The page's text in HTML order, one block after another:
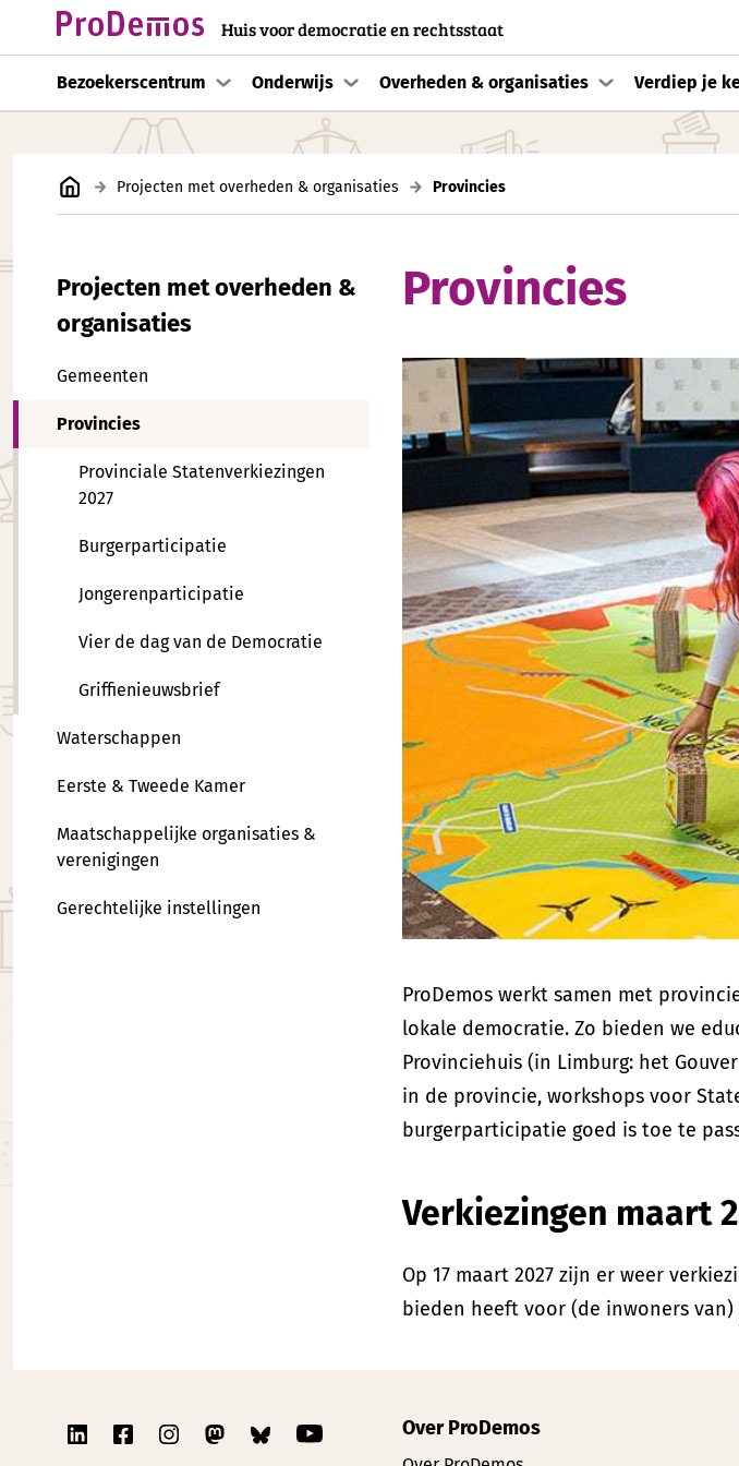
Huis voor democratie en rechtsstaat
Bezoekerscentrum Onderwijs Overheden & organisaties Verdiep je
Projecten met overheden & organisaties Provincies
Projecten met overheden &
organisaties
Gemeenten
Provincies
Provinciale Statenverkiezingen
2027
Burgerparticipatie
Jongerenparticipatie
Vier de dag van de Democratie
Griffienieuwsbrief
Waterschappen
Eerste & Tweede Kamer
Maatschappelijke organisaties &
verenigingen
Gerechtelijke instellingen
Provincies
ProDemos werkt samen met
lokale democratie. Zo bieden we
Provinciehuis (in Limburg: het
in de provincie, workshops voor
burgerparticipatie goed is toe te
Verkiezingen maart
Op 17 maart 2027 zijn er weer
bieden heeft voor (de inwoners
Over ProDemos